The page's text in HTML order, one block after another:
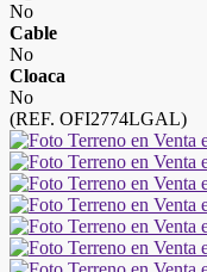
No
Cable
No
Cloaca
No
(REF. OFI2774LGAL)